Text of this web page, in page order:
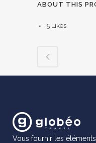
ABOUT THIS
5 Likes
Vous fournir les